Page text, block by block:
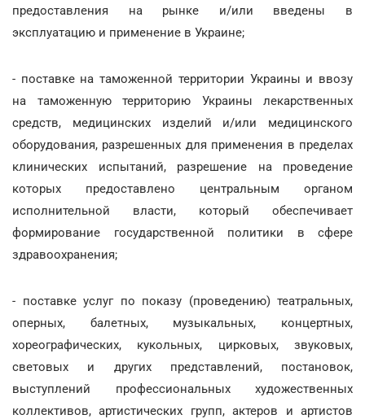
предоставления на рынке и/или введены в
эксплуатацию и применение в Украине;
- поставке на таможенной территории Украины и ввозу
на таможенную территорию Украины лекарственных
средств, медицинских изделий и/или медицинского
оборудования, разрешенных для применения в пределах
клинических испытаний, разрешение на проведение
которых предоставлено центральным органом
исполнительной власти, который обеспечивает
формирование государственной политики в сфере
здравоохранения;
- поставке услуг по показу (проведению) театральных,
оперных, балетных, музыкальных, концертных,
хореографических, кукольных, цирковых, звуковых,
световых и других представлений, постановок,
выступлений профессиональных художественных
коллективов, артистических групп, актеров и артистов